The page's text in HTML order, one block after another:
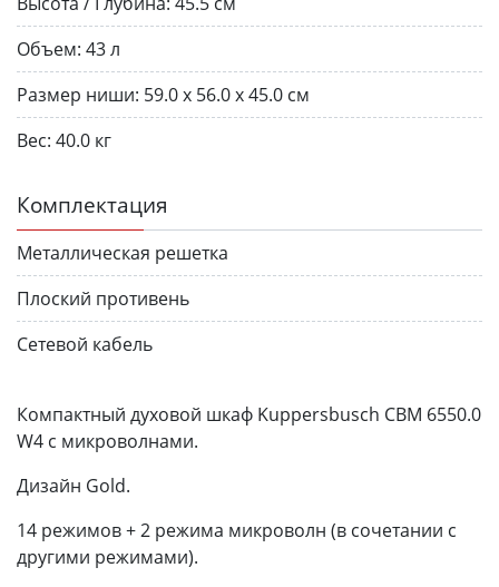
Объем: 43 л
Размер ниши: 59.0 x 56.0 x 45.0 см
Вес: 40.0 кг
Комплектация
Металлическая решетка
Плоский противень
Сетевой кабель
Компактный духовой шкаф Kuppersbusch CBM 6550.0
W4 с микроволнами.
Дизайн Gold.
14 режимов + 2 режима микроволн (в сочетании с
другими режимами).